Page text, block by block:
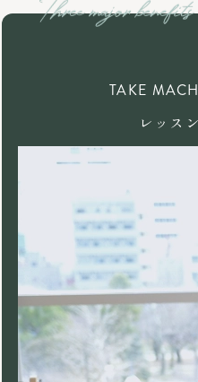
TAKE
レッス